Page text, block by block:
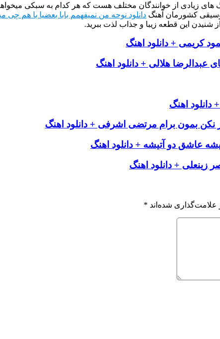
های زیادی از خوانندگان مختلف هست که هر کدام به سبکی
کشورمان آهنگ دانلود نوحه من نمیفهمم بابا بعضیا با هم
شنیدن این قطعه زیبا و جذاب لذت ببرید.
کریمی + دانلود اهنگ
عبدالرضا هلالی + دانلود اهنگ
اهنگ
نکن بمون برام مرتضی اشرفی + دانلود اهنگ
عاشق دو آتیشه + دانلود اهنگ
+ دانلود اهنگ
علامت‌گذاری شده‌اند *